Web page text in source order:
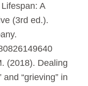
A
(3rd ed.).
(2018). Dealing
“grieving” in